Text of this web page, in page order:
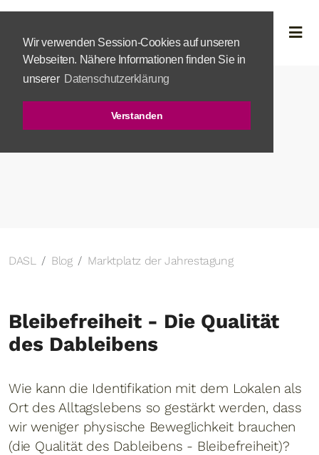
Wir verwenden Session-Cookies auf unseren
Webseiten. Nähere Informationen finden Sie in
unserer Datenschutzerklärung
Verstanden
DASL Blog Marktplatz der Jahrestagung
Bleibefreiheit - Die Qualität
des Dableibens
Wie kann die Identifikation mit dem Lokalen als
Ort des Alltagslebens so gestärkt werden, dass
wir weniger physische Beweglichkeit brauchen
(die Qualität des Dableibens - Bleibefreiheit)?